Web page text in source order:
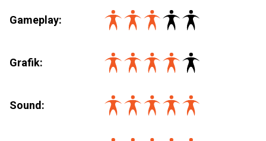
Gameplay:
Grafik:
Sound: